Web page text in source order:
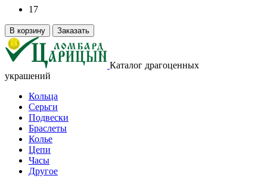
17
В корзину Заказать
Каталог драгоценных
украшений
Кольца
Серьги
Подвески
Браслеты
Колье
Цепи
Часы
Другое